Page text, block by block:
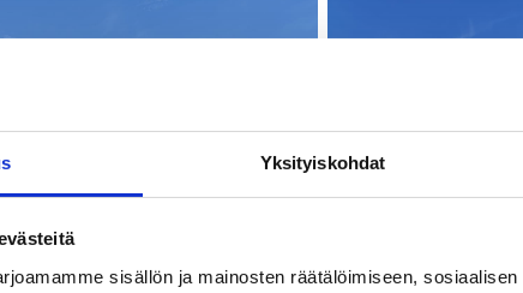
Yksityiskohdat
sisällön ja mainosten räätälöimiseen,